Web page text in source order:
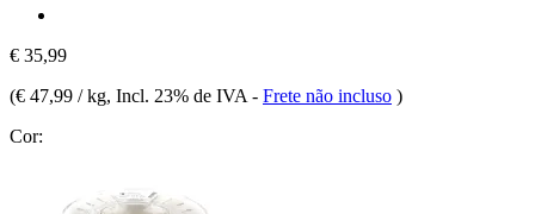
€ 35,99
(€ 47,99 / kg, Incl. 23% de IVA - Frete não incluso )
Cor: